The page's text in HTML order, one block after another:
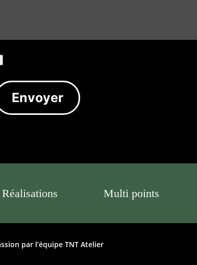
Réalisations Multi points
par l’équipe TNT Atelier